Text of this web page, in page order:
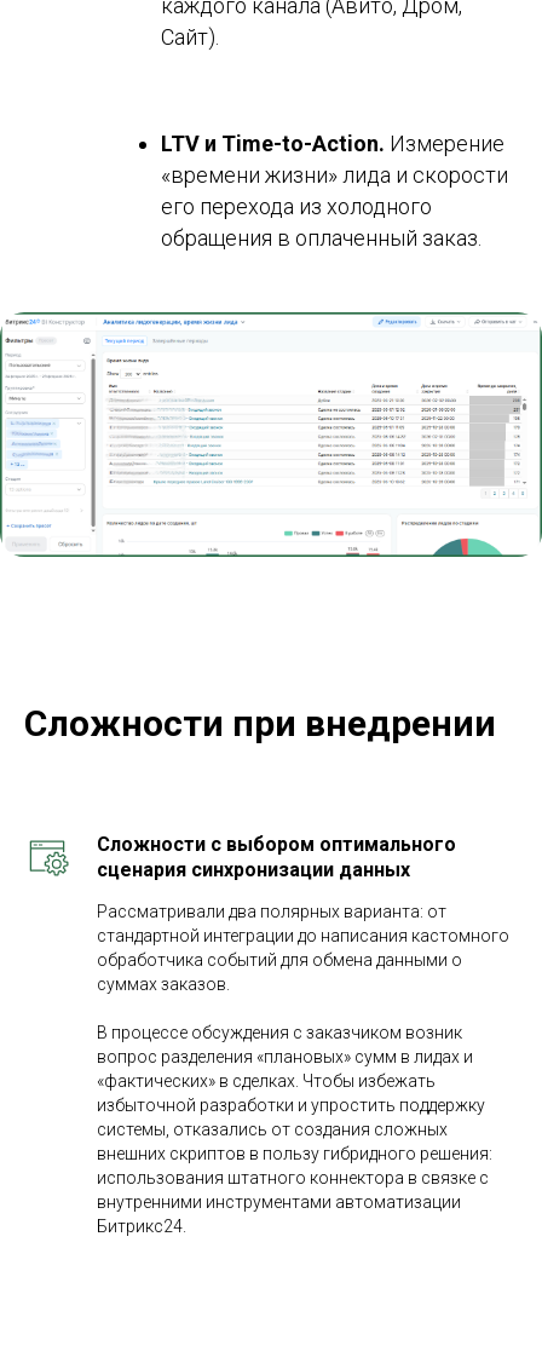
каждого канала (Авито, Дром,
Сайт).
LTV и Time-to-Action. Измерение
«времени жизни» лида и скорости
его перехода из холодного
обращения в оплаченный заказ.
Сложности при внедрении
Сложности с выбором оптимального
сценария синхронизации данных
Рассматривали два полярных варианта: от
стандартной интеграции до написания кастомного
обработчика событий для обмена данными о
суммах заказов.
В процессе обсуждения с заказчиком возник
вопрос разделения «плановых» сумм в лидах и
«фактических» в сделках. Чтобы избежать
избыточной разработки и упростить поддержку
системы, отказались от создания сложных
внешних скриптов в пользу гибридного решения:
использования штатного коннектора в связке с
внутренними инструментами автоматизации
Битрикс24.